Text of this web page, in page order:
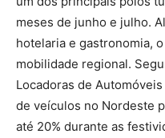
meses de junho e julho.
hotelaria e gastronomia,
mobilidade regional.
Locadoras de
de veículos no Nordeste
até 20% durante as